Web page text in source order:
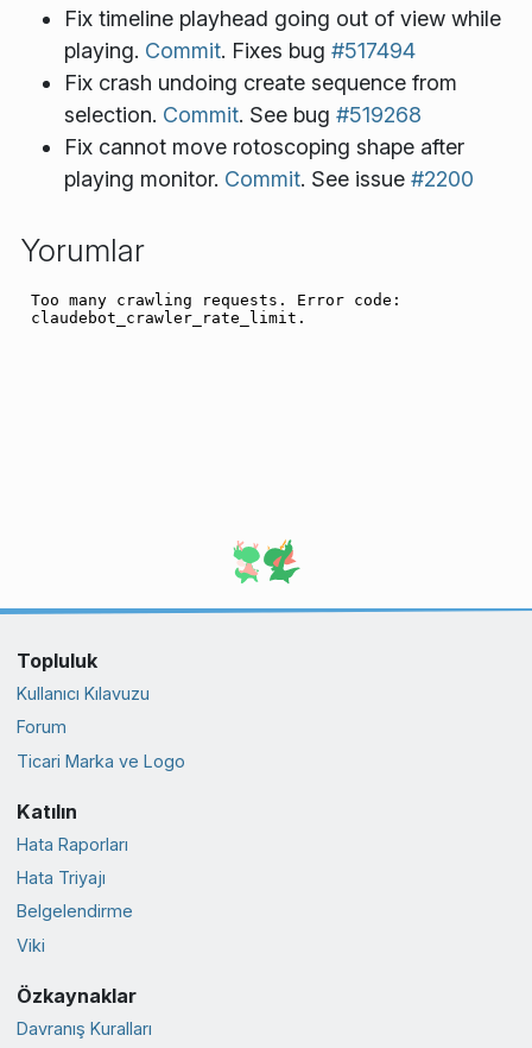
Fix timeline playhead going out of view while
playing. Commit. Fixes bug #517494
Fix crash undoing create sequence from
selection. Commit. See bug #519268
Fix cannot move rotoscoping shape after
playing monitor. Commit. See issue #2200
Yorumlar
Topluluk
Kullanıcı Kılavuzu
Forum
Ticari Marka ve Logo
Katılın
Hata Raporları
Hata Triyajı
Belgelendirme
Viki
Özkaynaklar
Davranış Kuralları